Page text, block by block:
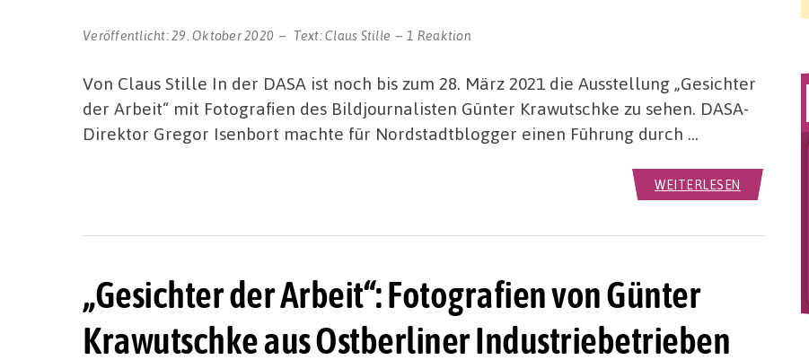
Veröffentlicht:29. Oktober 2020 Text:Claus Stille 1 Reaktion
Von Claus Stille In der DASA ist noch bis zum 28. März 2021 die Ausstellung „Gesichter
der Arbeit“ mit Fotografien des Bildjournalisten Günter Krawutschke zu sehen. DASA-
Direktor Gregor Isenbort machte für Nordstadtblogger einen Führung durch …
WEITERLESEN
„Gesichter der Arbeit“: Fotografien von Günter
Krawutschke aus Ostberliner Industriebetrieben